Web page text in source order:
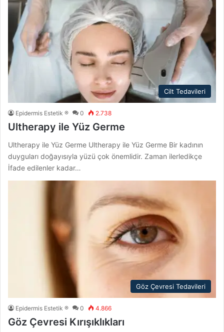
Cilt Tedavileri
Epidermis Estetik ® 0 2.738
Ultherapy ile Yüz Germe
Ultherapy ile Yüz Germe Ultherapy ile Yüz Germe Bir kadının
duyguları doğayısıyla yüzü çok önemlidir. Zaman ilerledikçe
İfade edilenler kadar…
Göz Çevresi Tedavileri
Epidermis Estetik ® 0 4.866
Göz Çevresi Kırışıklıkları